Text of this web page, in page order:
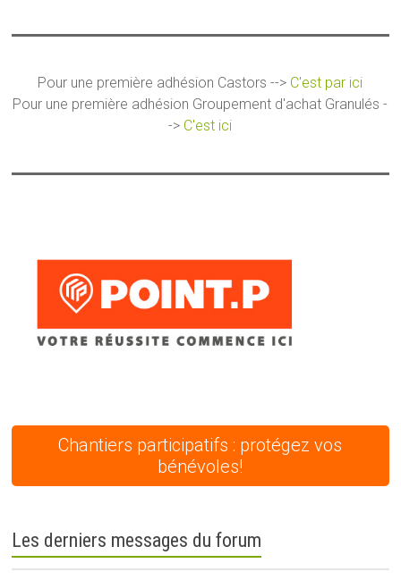
Pour une première adhésion Castors --> C'est par ici
Pour une première adhésion Groupement d'achat Granulés -
-> C'est ici
Chantiers participatifs : protégez vos
bénévoles!
Les derniers messages du forum